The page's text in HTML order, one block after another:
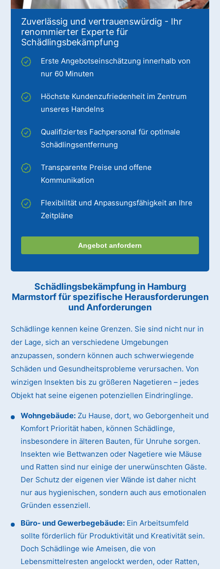
Zuverlässig und vertrauenswürdig - Ihr
renommierter Experte für
Schädlingsbekämpfung
Erste Angebotseinschätzung innerhalb von
nur 60 Minuten
Höchste Kundenzufriedenheit im Zentrum
unseres Handelns
Qualifiziertes Fachpersonal für optimale
Schädlingsentfernung
Transparente Preise und offene
Kommunikation
Flexibilität und Anpassungsfähigkeit an Ihre
Zeitpläne
Angebot anfordern
Schädlingsbekämpfung in Hamburg
Marmstorf für spezifische Herausforderungen
und Anforderungen
Schädlinge kennen keine Grenzen. Sie sind nicht nur in
der Lage, sich an verschiedene Umgebungen
anzupassen, sondern können auch schwerwiegende
Schäden und Gesundheitsprobleme verursachen. Von
winzigen Insekten bis zu größeren Nagetieren – jedes
Objekt hat seine eigenen potenziellen Eindringlinge.
Wohngebäude: Zu Hause, dort, wo Geborgenheit und
Komfort Priorität haben, können Schädlinge,
insbesondere in älteren Bauten, für Unruhe sorgen.
Insekten wie Bettwanzen oder Nagetiere wie Mäuse
und Ratten sind nur einige der unerwünschten Gäste.
Der Schutz der eigenen vier Wände ist daher nicht
nur aus hygienischen, sondern auch aus emotionalen
Gründen essenziell.
Büro- und Gewerbegebäude: Ein Arbeitsumfeld
sollte förderlich für Produktivität und Kreativität sein.
Doch Schädlinge wie Ameisen, die von
Lebensmittelresten angelockt werden, oder Ratten,